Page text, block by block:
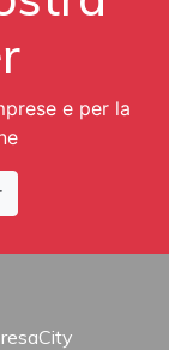
e per la